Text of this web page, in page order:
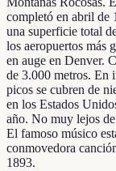
completó en abril de
una superficie total
los aeropuertos más
en auge en Denver.
de 3.000 metros. En
picos se cubren de
en los Estados
año. No muy lejos
El famoso músico
conmovedora
1893.